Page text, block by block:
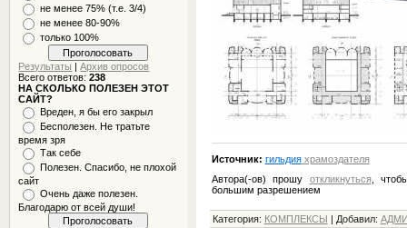
не менее 75% (т.е. 3/4)
не менее 80-90%
только 100%
Результаты |Архив опросов
Всего ответов:238
НА СКОЛЬКО ПОЛЕЗЕН ЭТОТ
САЙТ?
Вреден, я бы его закрыл
Бесполезен. Не тратьте
время зря
Так себе
Полезен. Спасибо, не плохой
сайт
Очень даже полезен.
Благодарю от всей души!
Источник: гильдияхрамоздателя
Автора(-ов) прошу откликнуться ,
большим разрешением
Категория: КОМПЛЕКСЫ Добавил: